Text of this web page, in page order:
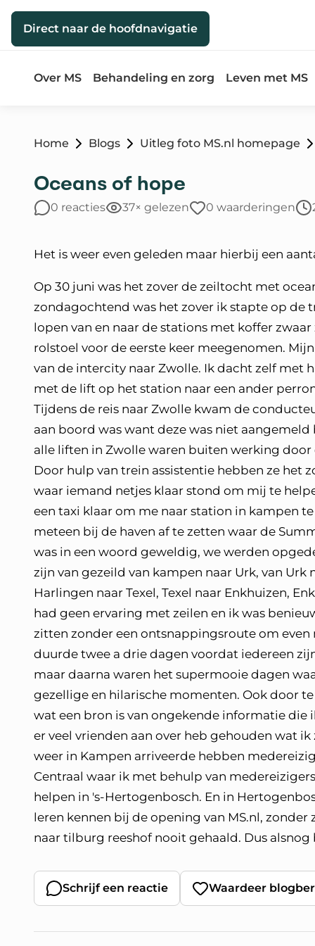
Direct naar de inhoud
Direct naar de hoofdnavigatie
Over MS Behandeling en zorg Leven met MS
Home Blogs Uitleg foto MS.nl homepage
Oceans of hope
0 reacties 37× gelezen 0 waarderingen
Het is weer even geleden maar hierbij een
Op 30 juni was het zover de zeiltocht met
zondagochtend was het zover ik stapte op de
lopen van en naar de stations met koffer
rolstoel voor de eerste keer meegenomen.
van de intercity naar Zwolle. Ik dacht zelf met
met de lift op het station naar een ander
Tijdens de reis naar Zwolle kwam de
aan boord was want deze was niet
alle liften in Zwolle waren buiten werking
Door hulp van trein assistentie hebben ze het
waar iemand netjes klaar stond om mij te
een taxi klaar om me naar station in kampen
meteen bij de haven af te zetten waar de
was in een woord geweldig, we werden
zijn van gezeild van kampen naar Urk, van
Harlingen naar Texel, Texel naar Enkhuizen,
had geen ervaring met zeilen en ik was
zitten zonder een ontsnappingsroute om
duurde twee a drie dagen voordat iedereen
maar daarna waren het supermooie dagen
gezellige en hilarische momenten. Ook door
wat een bron is van ongekende informatie die
er veel vrienden aan over heb gehouden wat
weer in Kampen arriveerde hebben
Centraal waar ik met behulp van
helpen in 's-Hertogenbosch. En in
leren kennen bij de opening van MS.nl,
naar tilburg reeshof nooit gehaald. Dus
Schrijf een reactie Waardeer